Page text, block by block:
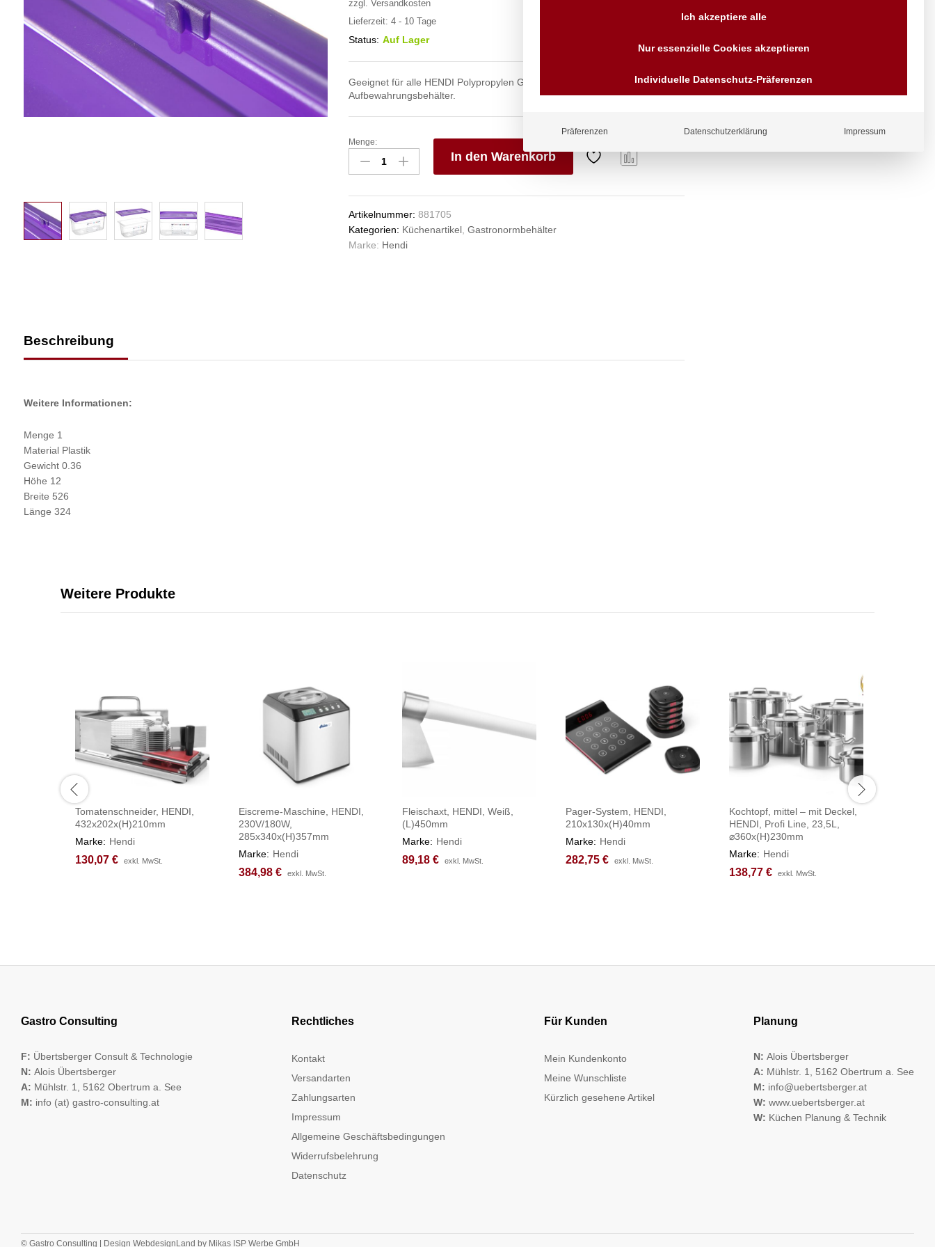
zzgl. Versandkosten
Lieferzeit: 4 - 10 Tage
Status: Auf Lager
Geeignet für alle HENDI Polypropylen Gastronombehälter, inkl. HACCP
Aufbewahrungsbehälter.
Gastronorm-
Deckel
violett,
1/1,
Violett,
530x325mm
Menge:
In den Warenkorb
Artikelnummer: 881705
Kategorien: Küchenartikel, Gastronormbehälter
Marke: Hendi
Beschreibung
Weitere Informationen:
Menge 1
Material Plastik
Gewicht 0.36
Höhe 12
Breite 526
Länge 324
Anfragen
Wir sind seit über 40 Jahren
für Sie da
Vorrauskasse Paypal,
Kreditkarte, Direkt
Weitere Produkte
Tomatenschneider, HENDI,
432x202x(H)210mm
Marke: Hendi
130,07 € exkl. MwSt.
130,07 € exkl. MwSt.
Eiscreme-Maschine, HENDI,
230V/180W,
285x340x(H)357mm
Marke: Hendi
384,98 € exkl. MwSt.
384,98 € exkl. MwSt.
Fleischaxt, HENDI, Weiß,
(L)450mm
Marke: Hendi
89,18 € exkl. MwSt.
89,18 € exkl. MwSt.
Pager-System, HENDI,
210x130x(H)40mm
Marke: Hendi
282,75 € exkl. MwSt.
282,75 € exkl. MwSt.
Kochtopf, mittel – mit Deckel,
HENDI, Profi Line, 23,5L,
⌀360x(H)230mm
Marke: Hendi
138,77 € exkl. MwSt.
138,77 € exkl. MwSt.
Gastro Consulting
F: Übertsberger Consult & Technologie
N: Alois Übertsberger
A: Mühlstr. 1, 5162 Obertrum a. See
M: info (at) gastro-consulting.at
Rechtliches
Kontakt
Versandarten
Zahlungsarten
Impressum
Allgemeine Geschäftsbedingungen
Widerrufsbelehrung
Datenschutz
Für Kunden
Mein Kundenkonto
Meine Wunschliste
Kürzlich gesehene Artikel
Planung
N: Alois Übertsberger
A: Mühlstr. 1, 5162 Obertrum a. See
M: info@uebertsberger.at
W: www.uebertsberger.at
W: Küchen Planung & Technik
© Gastro Consulting | Design WebdesignLand by Mikas ISP Werbe GmbH
Ich akzeptiere alle
Nur essenzielle Cookies akzeptieren
Individuelle Datenschutz-Präferenzen
Präferenzen Datenschutzerklärung Impressum